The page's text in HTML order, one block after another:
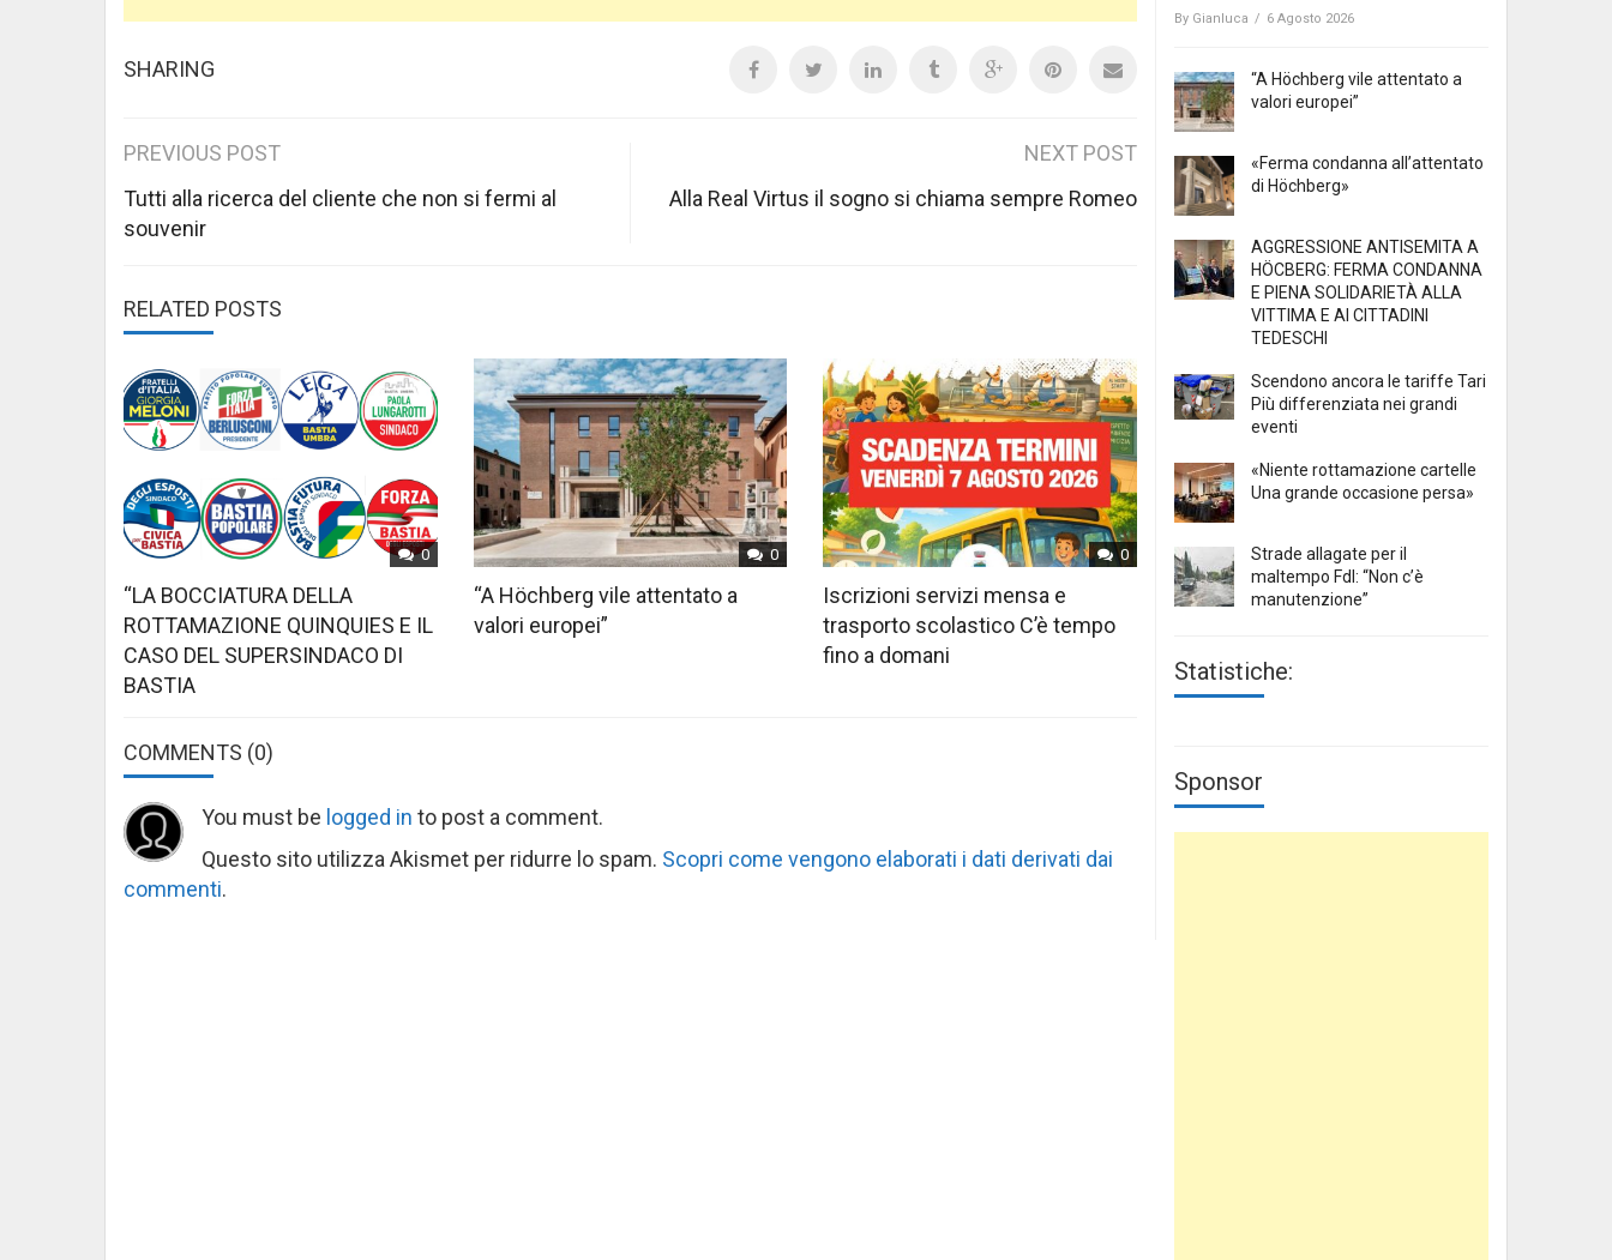
SHARING
Post
navigation
PREVIOUS POST
Tutti alla ricerca del cliente che non si fermi al
souvenir
NEXT POST
Alla Real Virtus il sogno si chiama sempre Romeo
RELATED POSTS
0
“LA BOCCIATURA DELLA
ROTTAMAZIONE QUINQUIES E IL
CASO DEL SUPERSINDACO DI
BASTIA
0
“A Höchberg vile attentato a
valori europei”
0
Iscrizioni servizi mensa e
trasporto scolastico C’è tempo
fino a domani
COMMENTS (0)
You must be logged in to post a comment.
Questo sito utilizza Akismet per ridurre lo spam. Scopri come vengono elaborati i dati derivati dai
commenti.
By Gianluca / 6 Agosto 2026
“A Höchberg vile attentato a
valori europei”
«Ferma condanna all’attentato
di Höchberg»
AGGRESSIONE ANTISEMITA A
HÖCBERG: FERMA CONDANNA
E PIENA SOLIDARIETÀ ALLA
VITTIMA E AI CITTADINI
TEDESCHI
Scendono ancora le tariffe Tari
Più differenziata nei grandi
eventi
«Niente rottamazione cartelle
Una grande occasione persa»
Strade allagate per il
maltempo FdI: “Non c’è
manutenzione”
Statistiche:
Sponsor